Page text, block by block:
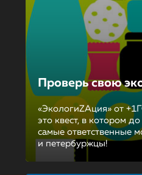
Проверь свою
«ЭкологиZAция» от
это квест, в котором
самые ответственные
и петербуржцы!